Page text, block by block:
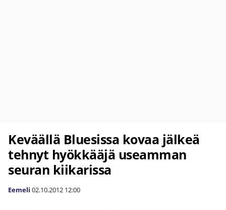
Keväällä Bluesissa kovaa jälkeä
tehnyt hyökkääjä useamman
seuran kiikarissa
Eemeli 02.10.2012 12:00